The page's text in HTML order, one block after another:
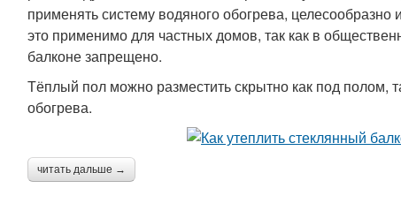
применять систему водяного обогрева,
это применимо для частных домов, так как в
балконе запрещено.
Тёплый пол можно разместить скрытно как под полом,
обогрева.
читать дальше →